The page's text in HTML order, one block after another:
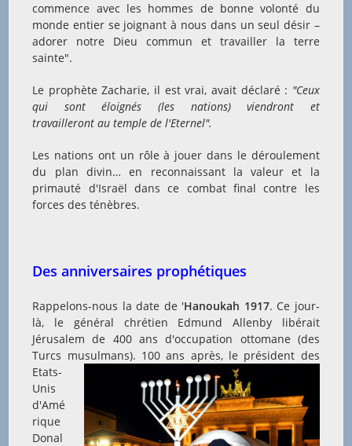
commence avec les hommes de bonne volonté du
monde entier se joignant à nous dans un seul désir –
adorer notre Dieu commun et travailler la terre
sainte".
Le prophète Zacharie, il est vrai, avait déclaré : "Ceux
qui sont éloignés (les nations) viendront et
travailleront au temple de l'Eternel".
Les nations ont un rôle à jouer dans le déroulement
du plan divin… en reconnaissant la valeur et la
primauté d'Israël dans ce combat final contre les
forces des ténèbres.
Des anniversaires prophétiques
Rappelons-nous la date de 'Hanoukah 1917. Ce jour-
là, le général chrétien Edmund Allenby libérait
Jérusalem de 400 ans d'occupation ottomane (des
Turcs musulmans). 100 ans après, le président des
Etats-
Unis
d'Amé
rique
Donal